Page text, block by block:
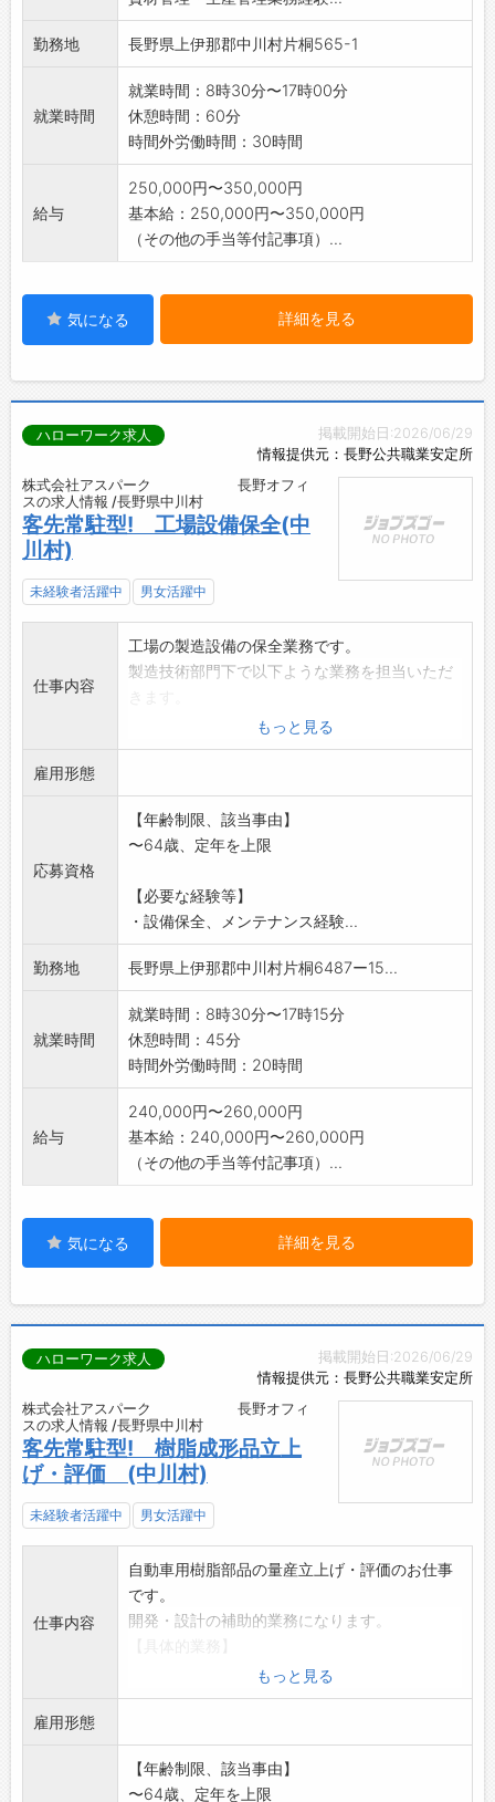
勤務地 長野県上伊那郡中川村片桐565-1
就業時間
就業時間：8時30分〜17時00分
休憩時間：60分
時間外労働時間：30時間
給与
250,000円〜350,000円
基本給：250,000円〜350,000円
（その他の手当等付記事項）...
気になる 詳細を見る
掲載開始日:2026/06/29
情報提供元：長野公共職業安定所
ハローワーク求人
株式会社アスパーク 長野オフィ
スの求人情報 /長野県中川村
客先常駐型! 工場設備保全(中
川村)
未経験者活躍中 男女活躍中
仕事内容
工場の製造設備の保全業務です。
製造技術部門下で以下ような業務を担当いただ
・工場製造設備の保全・修理
・生産ライン改善
(変更の範囲)当社における関連業務
もっと見る
雇用形態
応募資格
【年齢制限、該当事由】
〜64歳、定年を上限
【必要な経験等】
・設備保全、メンテナンス経験...
勤務地 長野県上伊那郡中川村片桐6487ー15...
就業時間
就業時間：8時30分〜17時15分
休憩時間：45分
時間外労働時間：20時間
給与
240,000円〜260,000円
基本給：240,000円〜260,000円
（その他の手当等付記事項）...
気になる 詳細を見る
掲載開始日:2026/06/29
情報提供元：長野公共職業安定所
ハローワーク求人
株式会社アスパーク 長野オフィ
スの求人情報 /長野県中川村
客先常駐型! 樹脂成形品立上
げ・評価 (中川村)
未経験者活躍中 男女活躍中
仕事内容
自動車用樹脂部品の量産立上げ・評価のお仕事
です。
開発・設計の補助的業務になります。
・立上げ品の評価・検査
・顧客との調整
【変更範囲:関連業務】
もっと見る
雇用形態
【年齢制限、該当事由】
〜64歳、定年を上限